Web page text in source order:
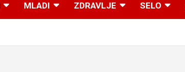
MLADI ZDRAVLJE SELO